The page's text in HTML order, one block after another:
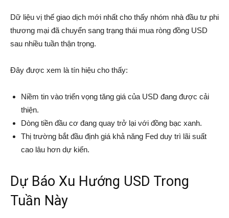
Dữ liệu vị thế giao dịch mới nhất cho thấy nhóm nhà đầu tư phi
thương mại đã chuyển sang trạng thái mua ròng đồng USD
sau nhiều tuần thận trọng.
Đây được xem là tín hiệu cho thấy:
Niềm tin vào triển vọng tăng giá của USD đang được cải
thiện.
Dòng tiền đầu cơ đang quay trở lại với đồng bạc xanh.
Thị trường bắt đầu định giá khả năng Fed duy trì lãi suất
cao lâu hơn dự kiến.
Dự Báo Xu Hướng USD Trong
Tuần Này